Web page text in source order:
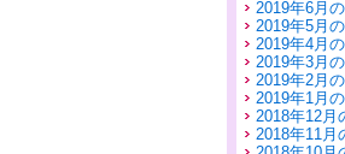
2019年6月
2019年5月
2019年4月
2019年3月
2019年2月
2019年1月
2018年12月
2018年11月